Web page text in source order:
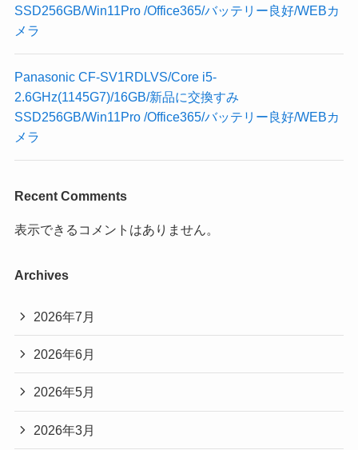
SSD256GB/Win11Pro /Office365/バッテリー良好/WEBカ
メラ
Panasonic CF-SV1RDLVS/Core i5-
2.6GHz(1145G7)/16GB/新品に交換すみ
SSD256GB/Win11Pro /Office365/バッテリー良好/WEBカ
メラ
Recent Comments
表示できるコメントはありません。
Archives
2026年7月
2026年6月
2026年5月
2026年3月